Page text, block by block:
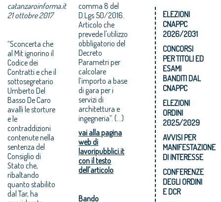
catanzaroinforma.it
21 ottobre 2017
“Sconcerta che
al Mit ignorino il
Codice dei
Contratti e che il
sottosegretario
Umberto Del
Basso De Caro
avalli le storture
e le
contraddizioni
contenute nella
sentenza del
Consiglio di
Stato che,
ribaltando
quanto stabilito
dal Tar, ha
comma 8 del
D.Lgs 50/2016.
Articolo che
prevede l'utilizzo
obbligatorio del
Decreto
Parametri per
calcolare
l’importo a base
di gara per i
servizi di
architettura e
ingegneria”. (...)
vai alla pagina
web di
lavoripubblici.it
con il testo
dell'articolo
Bando
ELEZIONI
CNAPPC
2026/2031
CONCORSI
PER TITOLI ED
ESAMI
BANDITI DAL
CNAPPC
ELEZIONI
ORDINI
2025/2029
AVVISI PER
MANIFESTAZIONE
DI INTERESSE
CONFERENZE
DEGLI ORDINI
E DCR